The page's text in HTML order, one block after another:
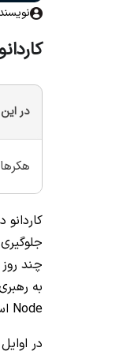
در
چند
Node است.
در